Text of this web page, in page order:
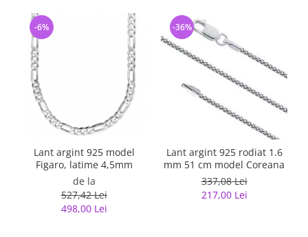
Lant argint 925 model
Figaro, latime 4,5mm
de la
527,42 Lei
498,00 Lei
-6%
Lant argint 925 rodiat 1.6
mm 51 cm model Coreana
337,08 Lei
217,00 Lei
-36%